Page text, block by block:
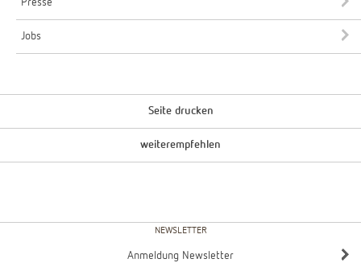
Presse
Jobs
Seite drucken
weiterempfehlen
NEWSLETTER
Anmeldung Newsletter